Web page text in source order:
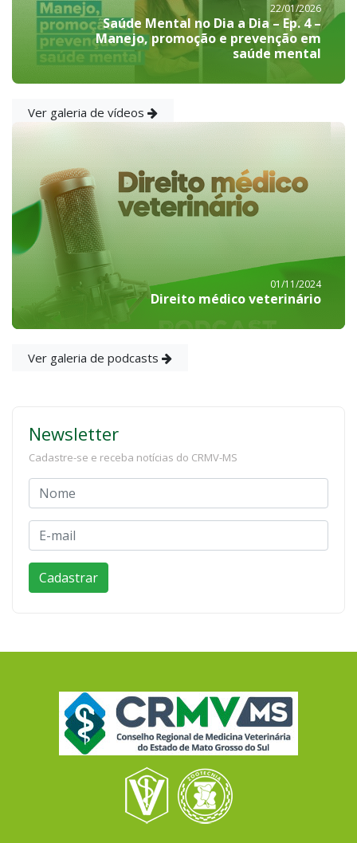
22/01/2026
Saúde Mental no Dia a Dia – Ep. 4 –
Manejo, promoção e prevenção em
saúde mental
Ver galeria de vídeos
01/11/2024
Direito médico veterinário
Ver galeria de podcasts
Newsletter
Cadastre-se e receba notícias do CRMV-MS